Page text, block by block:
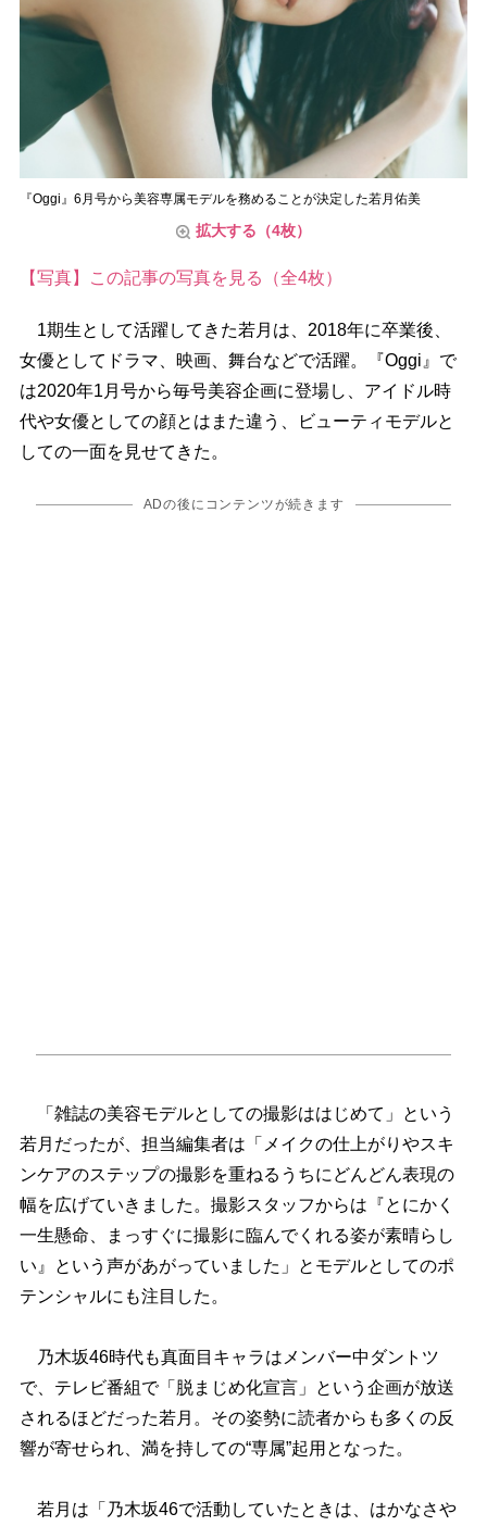
『Oggi』6月号から美容専属モデルを務めることが決定した若月佑美
拡大する（4枚）
【写真】この記事の写真を見る（全4枚）
1期生として活躍してきた若月は、2018年に卒業後、
女優としてドラマ、映画、舞台などで活躍。『Oggi』で
は2020年1月号から毎号美容企画に登場し、アイドル時
代や女優としての顔とはまた違う、ビューティモデルと
しての一面を見せてきた。
ADの後にコンテンツが続きます
「雑誌の美容モデルとしての撮影ははじめて」という
若月だったが、担当編集者は「メイクの仕上がりやスキ
ンケアのステップの撮影を重ねるうちにどんどん表現の
幅を広げていきました。撮影スタッフからは『とにかく
一生懸命、まっすぐに撮影に臨んでくれる姿が素晴らし
い』という声があがっていました」とモデルとしてのポ
テンシャルにも注目した。
乃木坂46時代も真面目キャラはメンバー中ダントツ
で、テレビ番組で「脱まじめ化宣言」という企画が放送
されるほどだった若月。その姿勢に読者からも多くの反
響が寄せられ、満を持しての“専属”起用となった。
若月は「乃木坂46で活動していたときは、はかなさ